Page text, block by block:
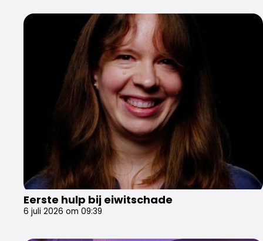
Eerste hulp bij eiwitschade
6 juli 2026 om 09:39